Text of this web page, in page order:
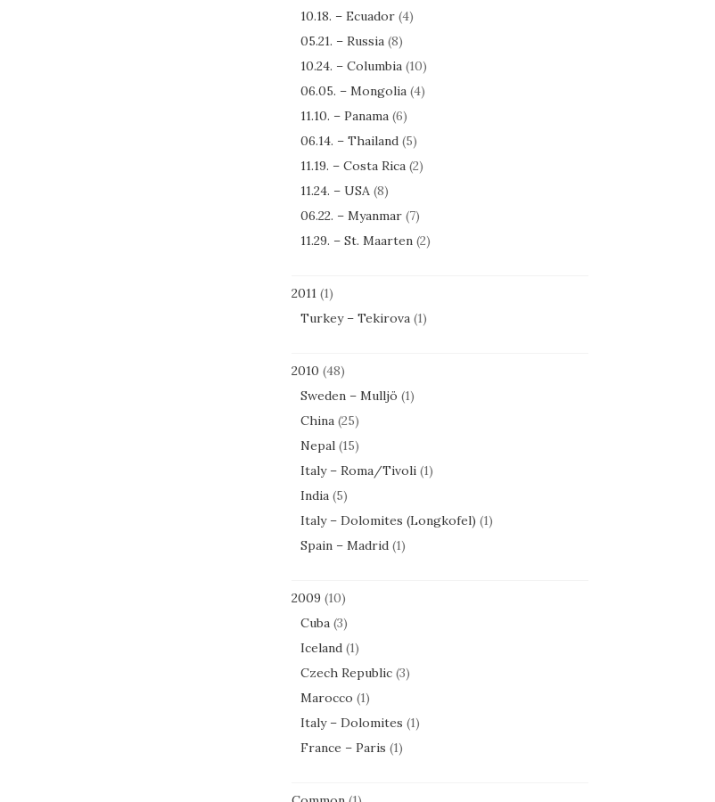
10.18. – Ecuador(4)
05.21. – Russia(8)
10.24. – Columbia(10)
06.05. – Mongolia(4)
11.10. – Panama(6)
06.14. – Thailand(5)
11.19. – Costa Rica(2)
11.24. – USA(8)
06.22. – Myanmar(7)
11.29. – St. Maarten(2)
2011(1)
Turkey – Tekirova(1)
2010 (48)
Sweden – Mulljö (1)
China(25)
Nepal(15)
Italy – Roma/Tivoli(1)
India(5)
Italy – Dolomites (Longkofel) (1)
Spain – Madrid(1)
2009 (10)
Cuba(3)
Iceland(1)
Czech Republic(3)
Marocco (1)
Italy – Dolomites (1)
France – Paris (1)